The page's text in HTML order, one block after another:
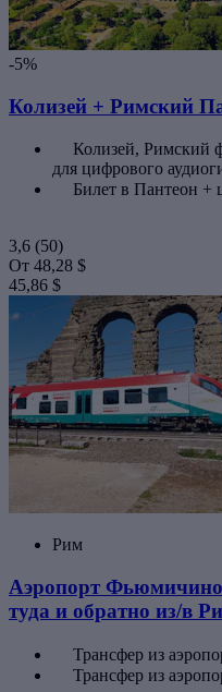
-5%
Колизей + Римский
Колизей, Римский
для цифрового
Билет в Пантеон +
3,6 (50)
От 48,28 $
45,86 $
Рим
Аэропорт
туда и обратно из/в
Трансфер из
Трансфер из